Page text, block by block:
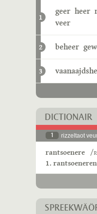
1
geer heer
veer
2 beheer
3
DICTIONAIR
1 rizzeltaot
rantsoenere /
1. rantsoeneren